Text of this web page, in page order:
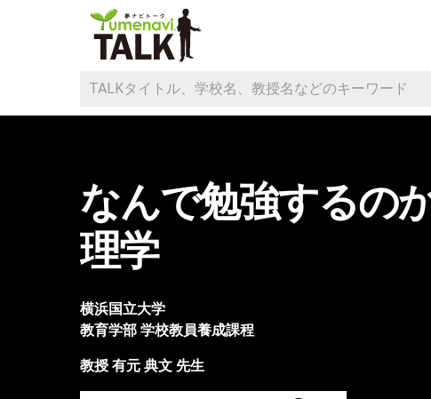
なんで勉強するの
理学
横浜国立大学
教育学部 学校教員養成課程
教授 有元 典文 先生